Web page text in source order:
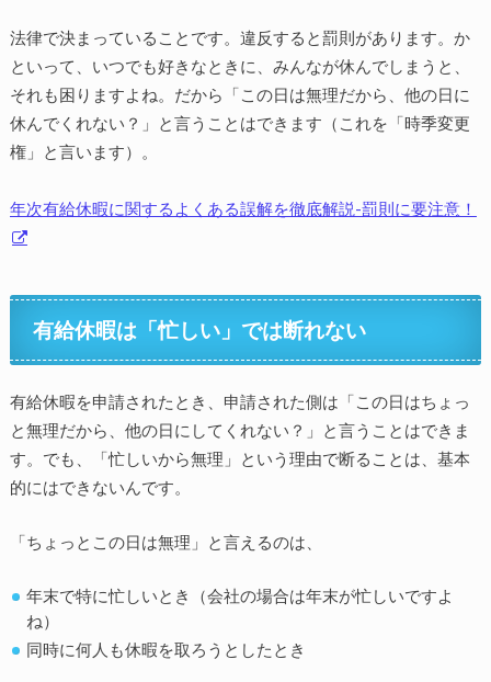
法律で決まっていることです。違反すると罰則があります。か
といって、いつでも好きなときに、みんなが休んでしまうと、
それも困りますよね。だから「この日は無理だから、他の日に
休んでくれない？」と言うことはできます（これを「時季変更
権」と言います）。
年次有給休暇に関するよくある誤解を徹底解説-罰則に要注意！
有給休暇は「忙しい」では断れない
有給休暇を申請されたとき、申請された側は「この日はちょっ
と無理だから、他の日にしてくれない？」と言うことはできま
す。でも、「忙しいから無理」という理由で断ることは、基本
的にはできないんです。
「ちょっとこの日は無理」と言えるのは、
年末で特に忙しいとき（会社の場合は年末が忙しいですよ
ね）
同時に何人も休暇を取ろうとしたとき